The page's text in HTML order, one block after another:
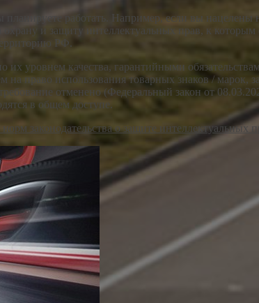
работать. Например, если вы
и защиту интеллектуальных прав, к которым
РФ.
уровнем качества, гарантийными
право использования товарных знаков / марок,
отменено (Федеральный закон от
в общем доступе.
законодательства о защите интеллектуальных